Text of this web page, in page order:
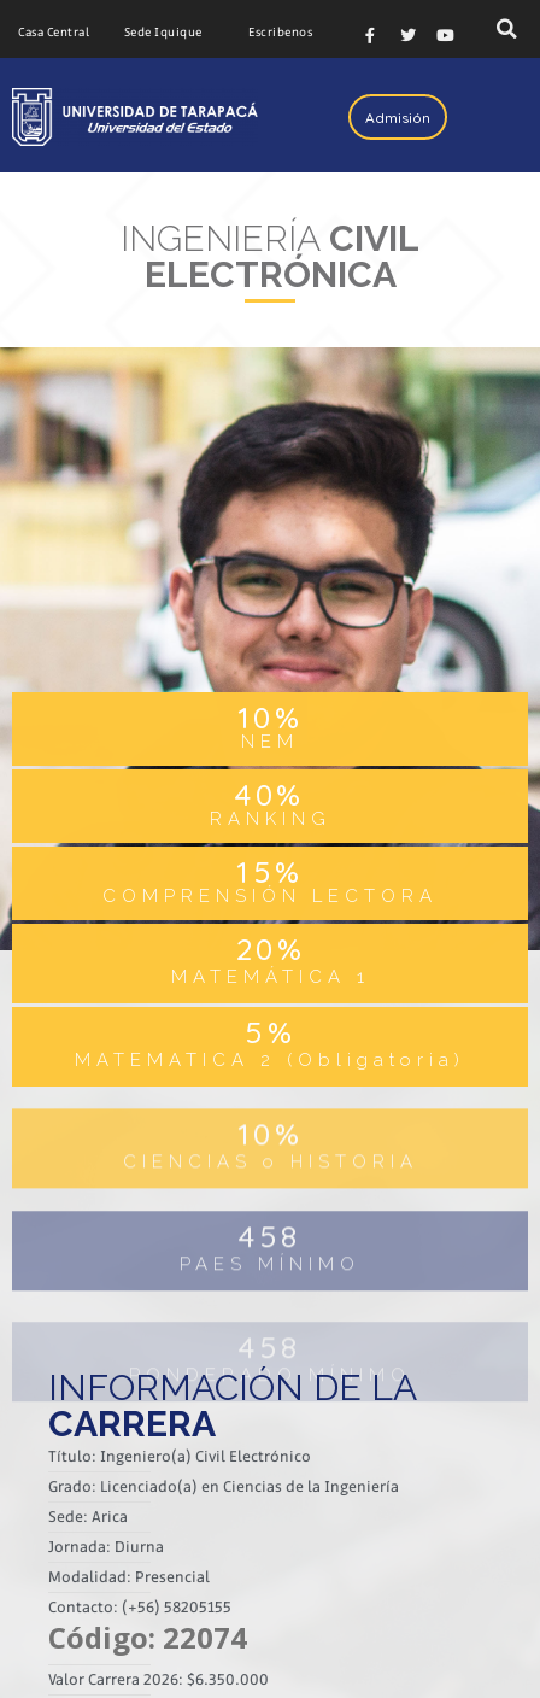
Casa Central Sede Iquique Escribenos
Admisión
INGENIERÍA CIVIL
ELECTRÓNICA
10%
NEM
40%
RANKING
15%
COMPRENSIÓN LECTORA
20%
MATEMÁTICA 1
5 %
MATEMATICA 2 (Obligatoria)
10%
CIENCIAS o HISTORIA
458
PAES MÍNIMO
458
PONDERADO MÍNIMO
INFORMACIÓN DE LA
CARRERA
Título: Ingeniero(a) Civil Electrónico
Grado: Licenciado(a) en Ciencias de la Ingeniería
Sede: Arica
Jornada: Diurna
Modalidad: Presencial
Contacto: (+56) 58205155
Código: 22074
Valor Carrera 2026: $6.350.000